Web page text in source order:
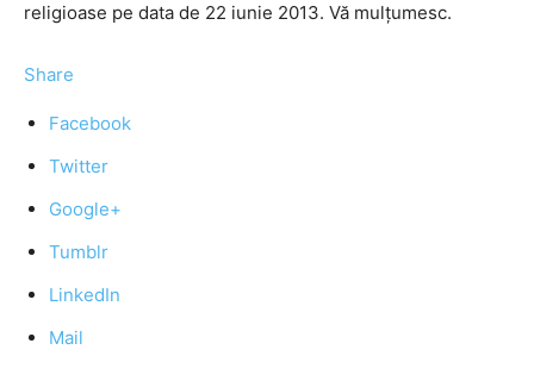
religioase pe data de 22 iunie 2013. Vă mulţumesc.
Share
Facebook
Twitter
Google+
Tumblr
LinkedIn
Mail